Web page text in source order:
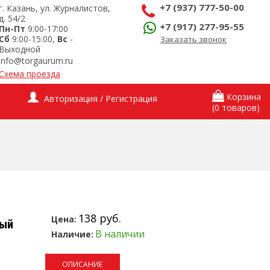
Казань, ул. Журналистов,
54/2
Пн-Пт 9:00-17:00
Сб 9:00-15:00, Вс -
Выходной
проезда
+7 (937) 777-50-00
+7 (917) 277-95-55
Заказать звонок
Авторизация / Регистрация
Корзина
(0 товаров)
Цена: 138 руб.
Наличие: В наличии
ОПИСАНИЕ